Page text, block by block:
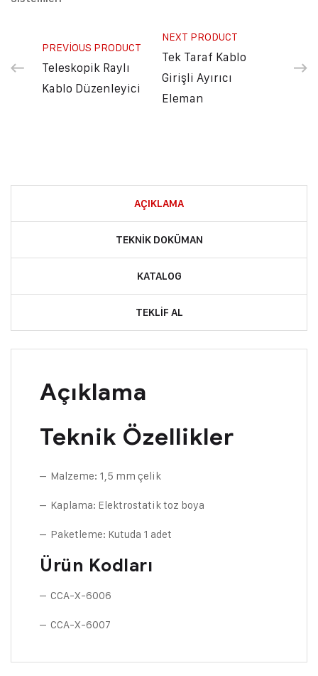
PREVIOUS PRODUCT
Teleskopik Raylı
Kablo Düzenleyici
NEXT PRODUCT
Tek Taraf Kablo
Girişli Ayırıcı
Eleman
AÇIKLAMA
TEKNIK DOKÜMAN
KATALOG
TEKLIF AL
Açıklama
Teknik Özellikler
– Malzeme: 1,5 mm çelik
– Kaplama: Elektrostatik toz boya
– Paketleme: Kutuda 1 adet
Ürün Kodları
– CCA-X-6006
– CCA-X-6007